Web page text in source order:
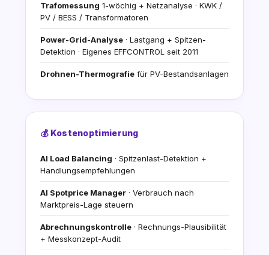
Trafomessung 1-wöchig + Netzanalyse · KWK /
PV / BESS / Transformatoren
Power-Grid-Analyse · Lastgang + Spitzen-
Detektion · Eigenes EFFCONTROL seit 2011
Drohnen-Thermografie für PV-Bestandsanlagen
💰 Kostenoptimierung
AI Load Balancing · Spitzenlast-Detektion +
Handlungsempfehlungen
AI Spotprice Manager · Verbrauch nach
Marktpreis-Lage steuern
Abrechnungskontrolle · Rechnungs-Plausibilität
+ Messkonzept-Audit